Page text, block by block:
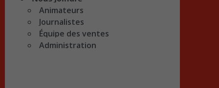
Animateurs
Journalistes
Équipe des ventes
Administration